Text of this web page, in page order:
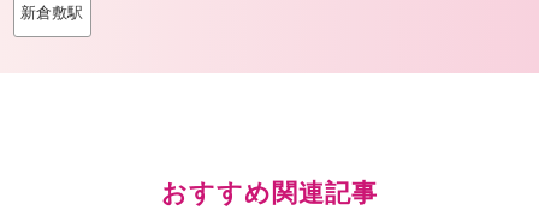
新倉敷駅
おすすめ関連記事